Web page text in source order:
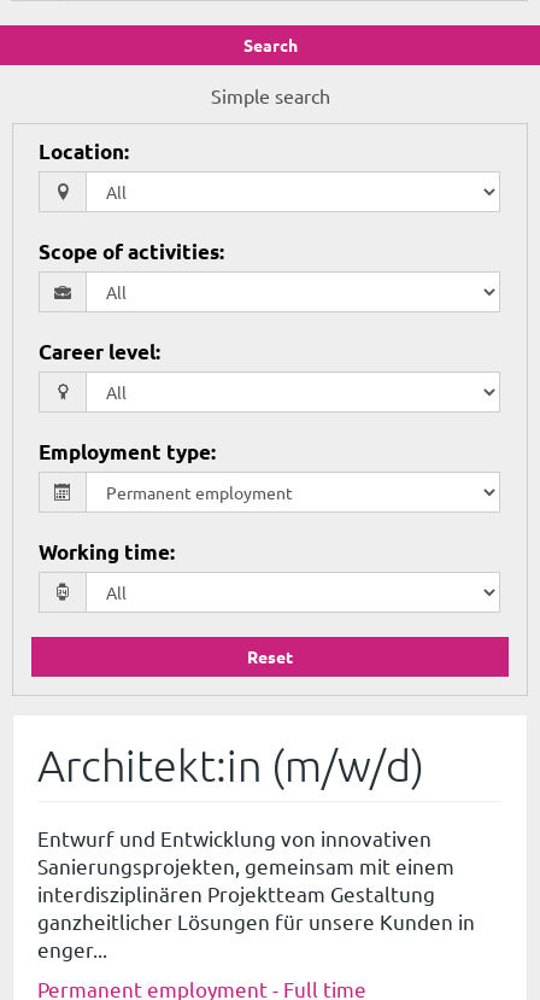
Search
Simple search
Location:
Scope of activities:
Career level:
Employment type:
Working time:
Reset
Architekt:in (m/w/d)
Entwurf und Entwicklung von innovativen
Sanierungsprojekten, gemeinsam mit einem
interdisziplinären Projektteam Gestaltung
ganzheitlicher Lösungen für unsere Kunden in
enger...
Permanent employment - Full time